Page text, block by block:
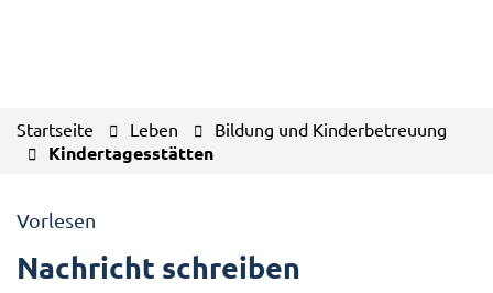
Startseite Leben Bildung und Kinderbetreuung
Kindertagesstätten
Vorlesen
Nachricht schreiben